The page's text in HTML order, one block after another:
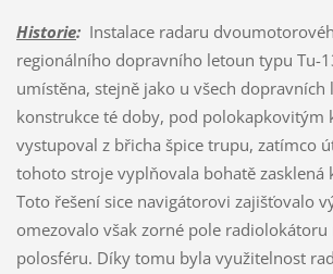
Historie:Instalace radaru
regionálního dopravního letoun typu Tu-
umístěna, stejně jako u všech dopravních
konstrukce té doby, pod polokapkovitým
vystupoval z břicha špice trupu, zatímco
tohoto stroje vyplňovala bohatě zasklená
Toto řešení sice navigátorovi zajišťovalo
omezovalo však zorné pole
polosféru. Díky tomu byla využitelnost